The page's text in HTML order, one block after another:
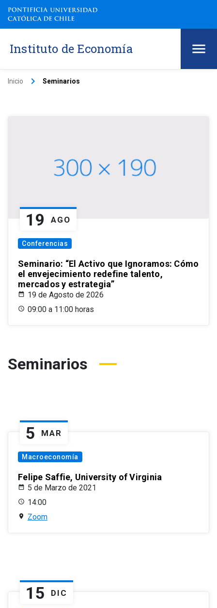
Instituto de Economía
Inicio keyboard_arrow_right Seminarios
19 AGO
Conferencias
Seminario: “El Activo que Ignoramos: Cómo
el envejecimiento redefine talento,
mercados y estrategia”
19 de Agosto de 2026
09:00 a 11:00 horas
Seminarios
5 MAR
Macroeconomía
Felipe Saffie, University of Virginia
5 de Marzo de 2021
14:00
Zoom
15 DIC